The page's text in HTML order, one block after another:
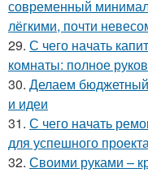
современный
лёгкими, почти
29. С чего начать
комнаты: полное
30. Делаем
и идеи
31. С чего начать
для успешного
32. Своими руками –